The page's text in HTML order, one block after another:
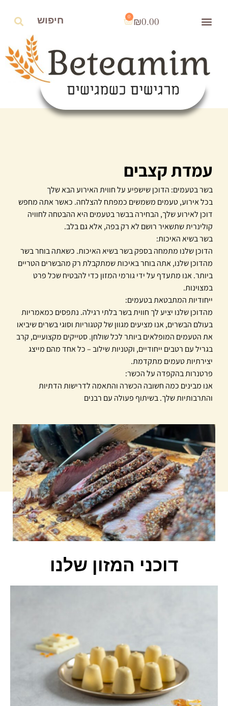
₪0.00
0
עמדת קצבים
בשר בטעמים: הדוכן שישפיע על חווית האירוע הבא שלך
בכל אירוע, טעמים משמשים כמפתח להצלחה. כאשר אתה מחפש
דוכן לאירוע שלך, הבחירה בבשר בטעמים היא ההבטחה לחוויה
קולינרית שתשאיר רושם לא רק בפה, אלא גם בלב.
בשר בשיא האיכות:
הדוכן שלנו מתמחה בספק בשר בשיא האיכות. כשאתה בוחר בשר
מהדוכן שלנו, אתה בוחר באיכות שמתקבלת רק מהבשרים הטריים
ביותר. אנו מתעדף על ידי גורמי המזון כדי להבטיח שכל פרט
במצוינות.
ייחודיות המתבטאת בטעמים:
מהדוכן שלנו יציע לך חווית בשר בלתי רגילה. נתפסים כמאמריות
בעולם הבשרים, אנו מציעים מגוון של קטגוריות וסוגי בשרים שיביאו
את הטעמים המופלאים ביותר לכל שולחן. סטייקים מקצועיים, קרב
בגריל עם רטבים ייחודיים, וקטניות שילוב – כל אחד מהם מייצג
יצירתיות טעמים מתקדמת.
פרטנרות בהקפדה על הכשר:
אנו מבינים כמה חשובה הכשרה והתאמה לדרישות הדתיות
והתרבותיות שלך. בשיתוף פעולה עם רבנים
דוכני המזון שלנו